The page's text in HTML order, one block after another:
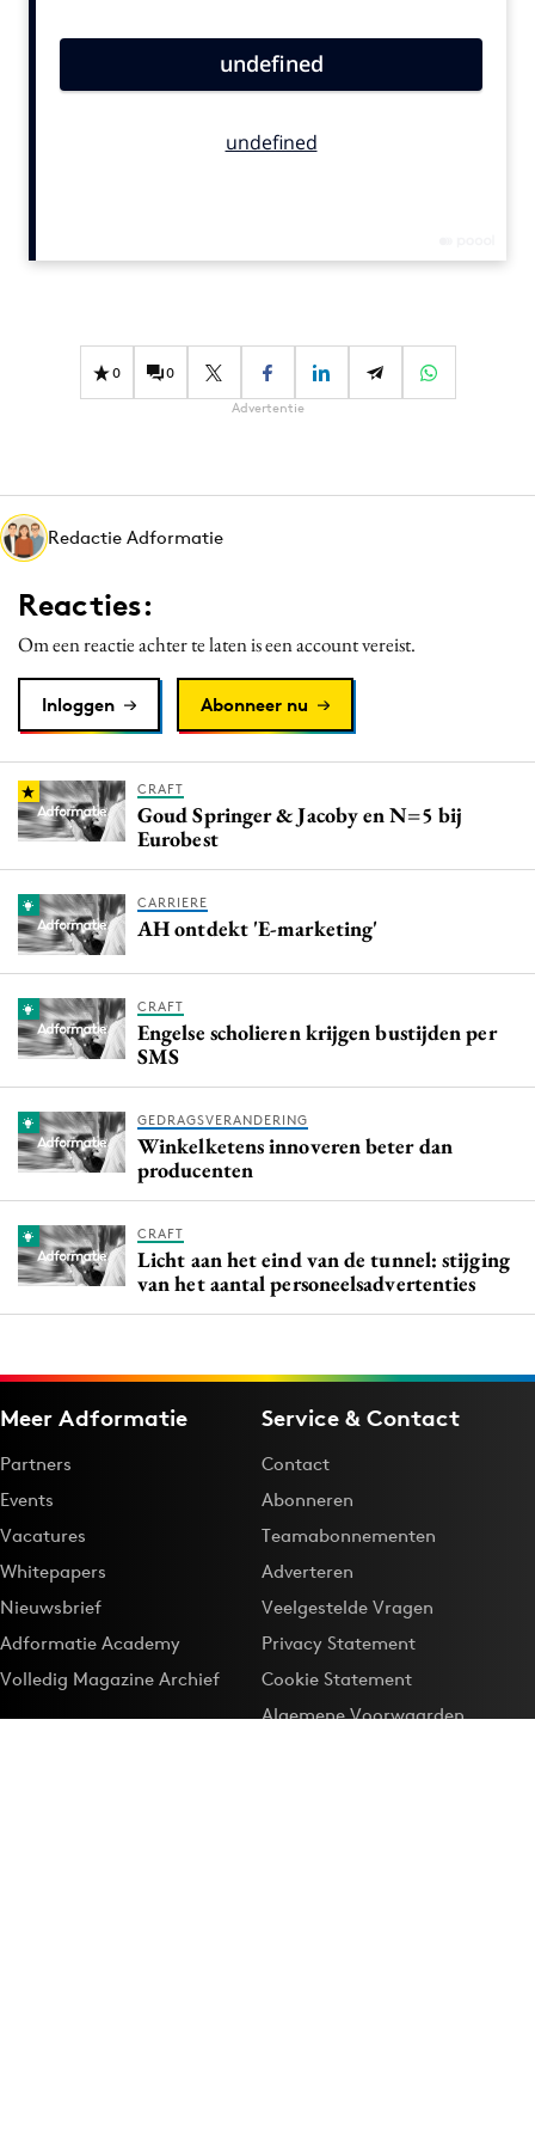
Carriere
Diversiteit
Interne communicatie
Martech
Media
Merkstrategie
PR
Purpose Marketing
Reputatie & crisis
0 0
Advertentie
Redactie Adformatie
Reacties:
Om een reactie achter te laten is een account vereist.
Inloggen Abonneer nu
CRAFT
Goud Springer & Jacoby en N=5 bij
Eurobest
CARRIERE
AH ontdekt 'E-marketing'
CRAFT
Engelse scholieren krijgen bustijden per
SMS
GEDRAGSVERANDERING
Winkelketens innoveren beter dan
producenten
CRAFT
Licht aan het eind van de tunnel: stijging
van het aantal personeelsadvertenties
Meer Adformatie
Partners
Events
Vacatures
Whitepapers
Nieuwsbrief
Adformatie Academy
Volledig Magazine Archief
Service & Contact
Contact
Abonneren
Teamabonnementen
Adverteren
Veelgestelde Vragen
Privacy Statement
Cookie Statement
Algemene Voorwaarden